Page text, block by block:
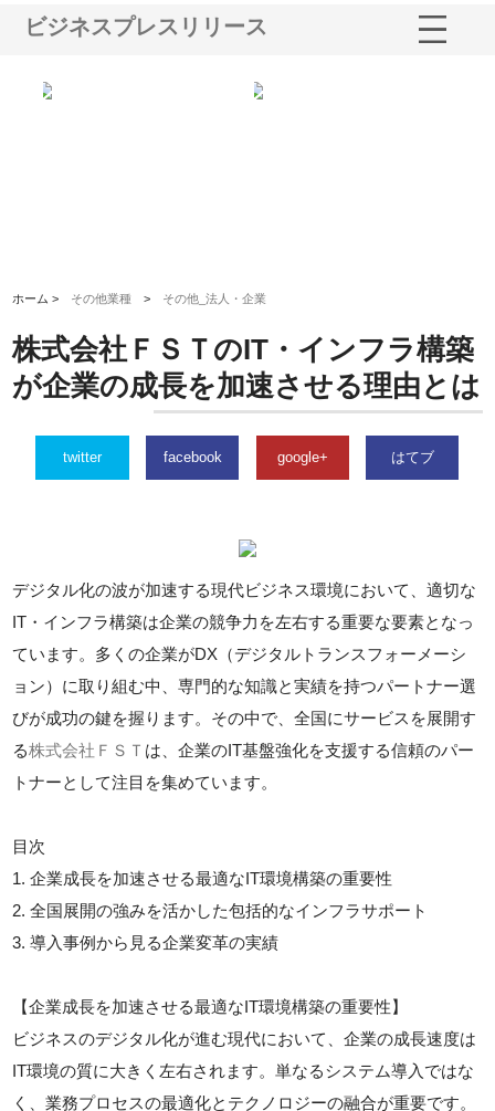
ビジネスプレスリリース
ホーム > その他業種 > その他_法人・企業
株式会社ＦＳＴのIT・インフラ構築
が企業の成長を加速させる理由とは
twitter facebook google+ はてブ
デジタル化の波が加速する現代ビジネス環境において、適切な
IT・インフラ構築は企業の競争力を左右する重要な要素となっ
ています。多くの企業がDX（デジタルトランスフォーメーシ
ョン）に取り組む中、専門的な知識と実績を持つパートナー選
びが成功の鍵を握ります。その中で、全国にサービスを展開す
る株式会社ＦＳＴ は、企業のIT基盤強化を支援する信頼のパー
トナーとして注目を集めています。
目次
1. 企業成長を加速させる最適なIT環境構築の重要性
2. 全国展開の強みを活かした包括的なインフラサポート
3. 導入事例から見る企業変革の実績
【企業成長を加速させる最適なIT環境構築の重要性】
ビジネスのデジタル化が進む現代において、企業の成長速度は
IT環境の質に大きく左右されます。単なるシステム導入ではな
く、業務プロセスの最適化とテクノロジーの融合が重要です。